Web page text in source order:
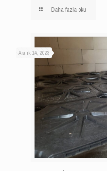
Daha fazla oku
Aralık 14, 2023